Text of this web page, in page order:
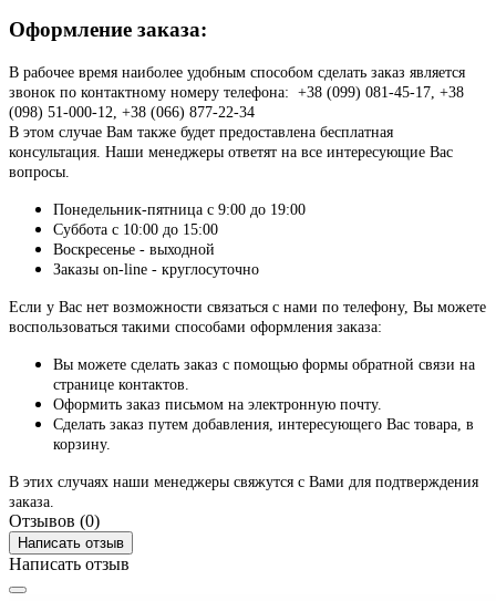
Оформление заказа:
В рабочее время наиболее удобным способом сделать заказ является
звонок по контактному номеру телефона: +38 (099) 081-45-17, +38
(098) 51-000-12, +38 (066) 877-22-34
В этом случае Вам также будет предоставлена бесплатная
консультация. Наши менеджеры ответят на все интересующие Вас
вопросы.
Понедельник-пятница с 9:00 до 19:00
Суббота с 10:00 до 15:00
Воскресенье - выходной
Заказы on-line - круглосуточно
Если у Вас нет возможности связаться с нами по телефону, Вы можете
воспользоваться такими способами оформления заказа:
Вы можете сделать заказ с помощью формы обратной связи на
странице контактов.
Оформить заказ письмом на электронную почту.
Сделать заказ путем добавления, интересующего Вас товара, в
корзину.
В этих случаях наши менеджеры свяжутся с Вами для подтверждения
заказа.
Отзывов (0)
Написать отзыв
Написать отзыв